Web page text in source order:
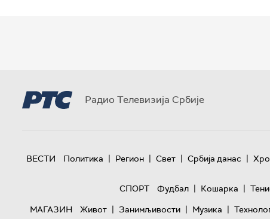
Радио Телевизија Србије
ВЕСТИ Политика | Регион | Свет | Србија данас |
СПОРТ
Фудбал | Кошарка |
МАГАЗИН
Живот | Занимљивости | Музика |